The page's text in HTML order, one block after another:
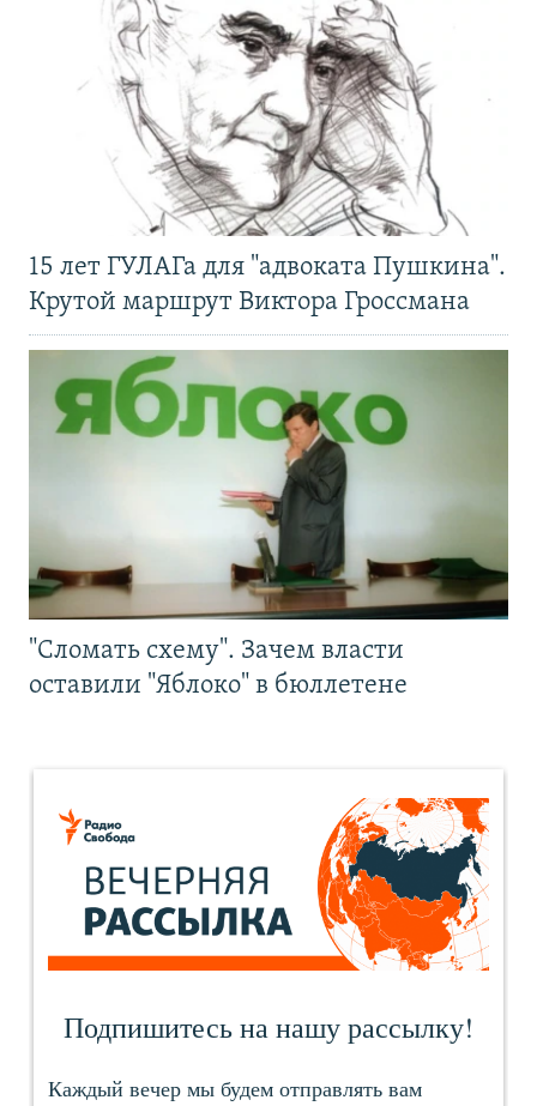
15 лет ГУЛАГа для "адвоката Пушкина".
Крутой маршрут Виктора Гроссмана
"Сломать схему". Зачем власти
оставили "Яблоко" в бюллетене